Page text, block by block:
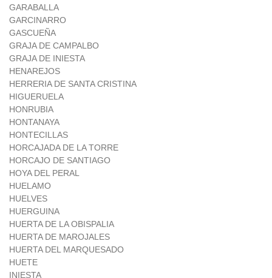
GARABALLA
GARCINARRO
GASCUEÑA
GRAJA DE CAMPALBO
GRAJA DE INIESTA
HENAREJOS
HERRERIA DE SANTA CRISTINA
HIGUERUELA
HONRUBIA
HONTANAYA
HONTECILLAS
HORCAJADA DE LA TORRE
HORCAJO DE SANTIAGO
HOYA DEL PERAL
HUELAMO
HUELVES
HUERGUINA
HUERTA DE LA OBISPALIA
HUERTA DE MAROJALES
HUERTA DEL MARQUESADO
HUETE
INIESTA